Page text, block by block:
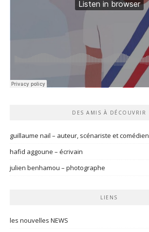
DES AMIS À DÉCOUVRIR
guillaume nail – auteur, scénariste et comédien
hafid aggoune – écrivain
julien benhamou – photographe
LIENS
les nouvelles NEWS